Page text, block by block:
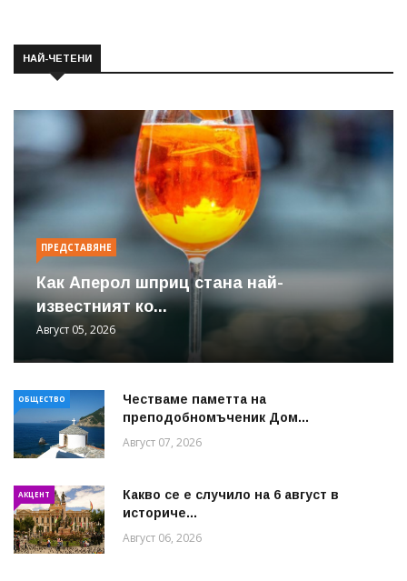
НАЙ-ЧЕТЕНИ
ПРЕДСТАВЯНЕ
Как Аперол шприц стана най-
известният ко...
Август 05, 2026
ОБЩЕСТВО
Честваме паметта на
преподобномъченик Дом...
Август 07, 2026
АКЦЕНТ
Какво се е случило на 6 август в
историче...
Август 06, 2026